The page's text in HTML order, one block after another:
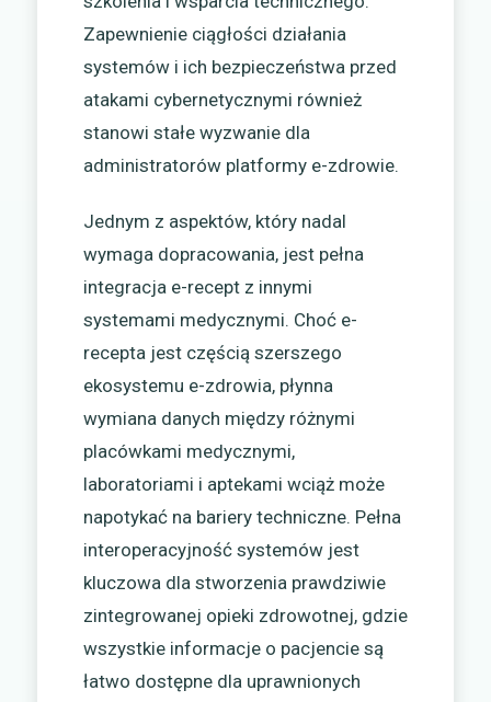
Zapewnienie ciągłości działania
systemów i ich bezpieczeństwa przed
atakami cybernetycznymi również
stanowi stałe wyzwanie dla
administratorów platformy e-zdrowie.
Jednym z aspektów, który nadal
wymaga dopracowania, jest pełna
integracja e-recept z innymi
systemami medycznymi. Choć e-
recepta jest częścią szerszego
ekosystemu e-zdrowia, płynna
wymiana danych między różnymi
placówkami medycznymi,
laboratoriami i aptekami wciąż może
napotykać na bariery techniczne. Pełna
interoperacyjność systemów jest
kluczowa dla stworzenia prawdziwie
zintegrowanej opieki zdrowotnej, gdzie
wszystkie informacje o pacjencie są
łatwo dostępne dla uprawnionych